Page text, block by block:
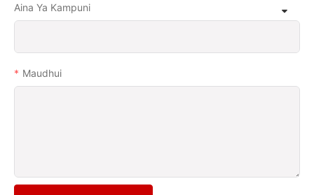
Aina Ya Kampuni
Maudhui